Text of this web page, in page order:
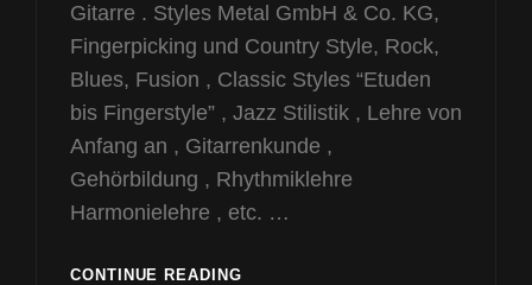
Gitarre . Styles Metal GmbH & Co. KG,
Fingerpicking und Country Style, Rock,
Blues, Fusion , Classic Styles “Etuden
bis Fingerstyle” , Jazz Stilistik , Lehre von
Anfang an , Gitarrenkunde ,
Gehörbildung , Rhythmiklehre
Harmonielehre , etc. …
CONTINUE READINGINHALTE